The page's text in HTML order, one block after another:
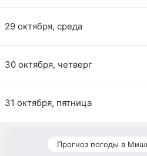
29 октября, среда
30 октября, четверг
31 октября, пятница
Прогноз погоды в